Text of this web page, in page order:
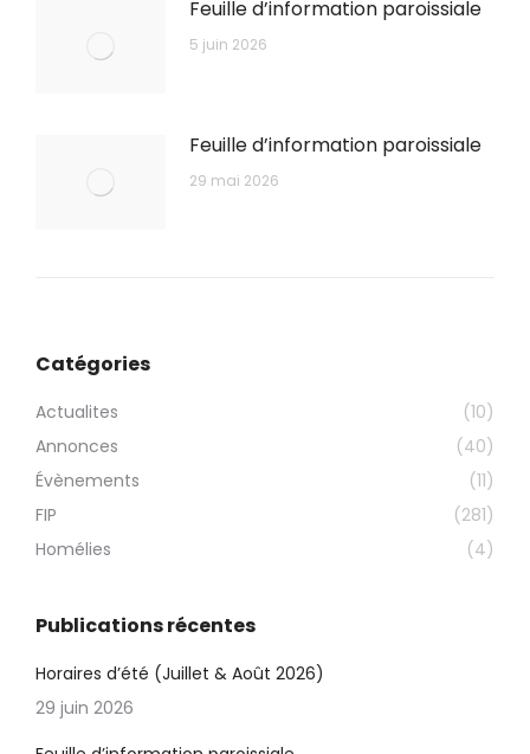
Feuille d’information paroissiale
5 juin 2026
Feuille d’information paroissiale
29 mai 2026
Catégories
Actualites
(10)
Annonces
(40)
Évènements
(11)
FIP
(281)
Homélies
(4)
Publications récentes
Horaires d’été (Juillet & Août 2026)
29 juin 2026